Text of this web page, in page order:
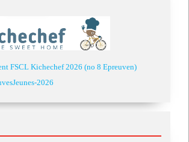
FSCL Kichechef 2026 (no 8 Epreuven)
2026